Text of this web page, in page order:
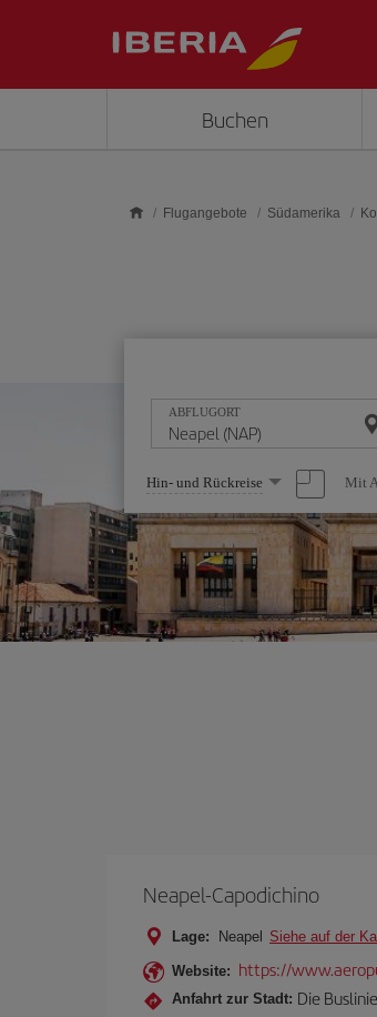
Buchen
Flugangebote Südamerika
ABFLUGORT
Wählen
Sie
eine
Option
Hin- und Rückreise Mit
Neapel-Capodichino
Lage: Neapel Siehe auf der
Website: https://
Anfahrt zur Stadt: Die